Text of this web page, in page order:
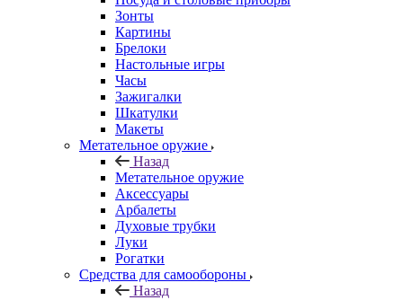
Зонты
Картины
Брелоки
Настольные игры
Часы
Зажигалки
Шкатулки
Макеты
Метательное оружие
Назад
Метательное оружие
Аксессуары
Арбалеты
Духовые трубки
Луки
Рогатки
Средства для самообороны
Назад